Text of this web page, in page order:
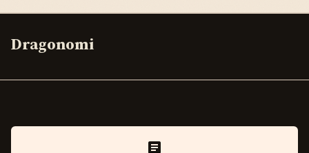
Dragonomi